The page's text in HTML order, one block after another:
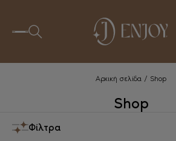
Αρχική σελίδα / Shop
Shop
Φίλτρα